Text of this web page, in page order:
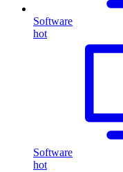
Software
hot
Software
hot